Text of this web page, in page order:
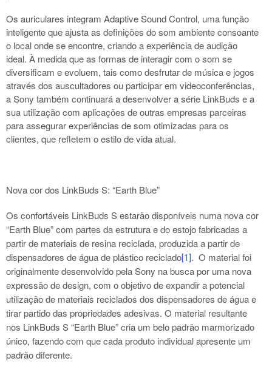
Os auriculares integram Adaptive Sound Control, uma função
inteligente que ajusta as definições do som ambiente consoante
o local onde se encontre, criando a experiência de audição
ideal. À medida que as formas de interagir com o som se
diversificam e evoluem, tais como desfrutar de música e jogos
através dos auscultadores ou participar em videoconferências,
a Sony também continuará a desenvolver a série LinkBuds e a
sua utilização com aplicações de outras empresas parceiras
para assegurar experiências de som otimizadas para os
clientes, que refletem o estilo de vida atual.
Nova cor dos LinkBuds S: “Earth Blue”
Os confortáveis LinkBuds S estarão disponíveis numa novacor
“Earth Blue”com partes da estrutura e do estojo fabricadas a
partir de materiais de resina reciclada, produzida a partir de
dispensadores de água de plástico reciclado[1]. O material foi
originalmente desenvolvido pela Sony na busca por uma nova
expressão de design, com o objetivo de expandir a potencial
utilização de materiais reciclados dos dispensadores de água e
tirar partido das propriedades adesivas. O material resultante
nos LinkBuds S “Earth Blue” cria um belo padrão marmorizado
único, fazendo com que cada produto individual apresente um
padrão diferente.